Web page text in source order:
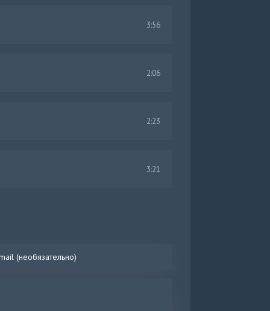
3:56
2:06
2:23
3:21